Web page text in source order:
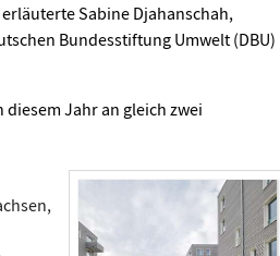
Sabine Djahanschah,
Bundesstiftung Umwelt (DBU)
Jahr an gleich zwei